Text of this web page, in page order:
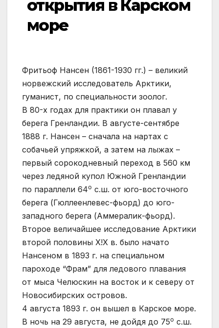
открытия в Карском
море
Фритьоф Нансен (1861-1930 гг.) – великий
норвежский исследователь Арктики,
гуманист, по специальности зоолог.
В 80-х годах для практики он плавал у
берега Гренландии. В августе-сентябре
1888 г. Нансен – сначала на нартах с
собачьей упряжкой, а затем на лыжах –
первый сорокодневный переход в 560 км
через ледяной купол Южной Гренландии
по параллели 64о с.ш. от юго-восточного
берега (Гюллеенлевес-фьорд) до юго-
западного берега (Аммералик-фьорд).
Второе величайшее исследование Арктики
второй половины Х!Х в. было начато
Нансеном в 1893 г. на специальном
пароходе “Фрам” для ледового плавания
от мыса Челюскин на восток и к северу от
Новосибирских островов.
4 августа 1893 г. он вышел в Карское море.
В ночь на 29 августа, не дойдя до 75о с.ш.